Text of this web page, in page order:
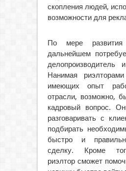
скопления людей,
возможности для
По мере
дальнейшем
делопроизводитель
Нанимая
имеющих опыт
отрасли, возможно,
кадровый вопрос.
разговаривать с
подбирать
быстро и
сделку. Кроме
риэлтор сможет